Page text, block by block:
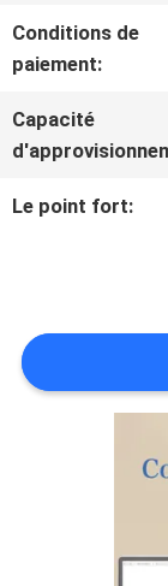
DE
LA
QUALITÉ
CONTACT
Conditions de
paiement:
Capacité
Le point fort: